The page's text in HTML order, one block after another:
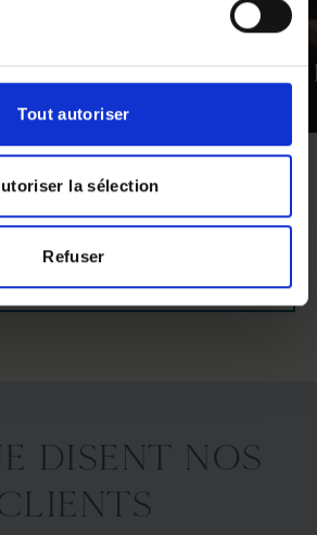
Tout autoriser
la sélection
Refuser
GARRIGO
CÉRAMISTE
TOUS LES ARTISANS
DISENT NOS